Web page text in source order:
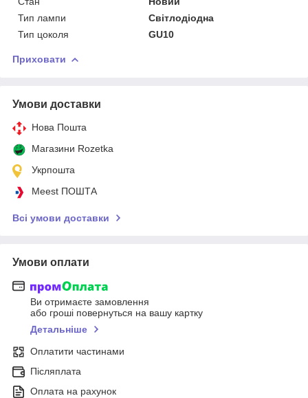
Тип лампи
Світлодіодна
Тип цоколя
GU10
Приховати
Умови доставки
Нова Пошта
Магазини Rozetka
Укрпошта
Meest ПОШТА
Всі умови доставки
Умови оплати
Ви отримаєте замовлення
або гроші повернуться на вашу картку
Детальніше
Оплатити частинами
Післяплата
Оплата на рахунок